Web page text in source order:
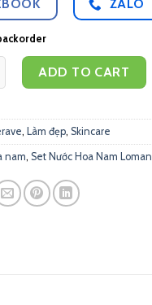
ZALO
Cleanser - Sữa rửa
ADD TO CART
, Làm đẹp, Skincare
nam, Set Nước Hoa Nam